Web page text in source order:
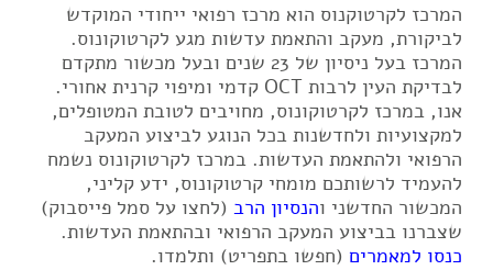
המרכז לקרטוקנוס הוא מרכז רפואי ייחודי המוקדש
לביקורת, מעקב והתאמת עדשות מגע לקרטוקונוס.
המרכז בעל ניסיון של 23 שנים ובעל מכשור מתקדם
לבדיקת העין לרבות OCT קדמי ומיפוי קרנית אחורי.
אנו, במרכז לקרטוקונוס, מחויבים לטובת המטופלים,
למקצועיות ולחדשנות בכל הנוגע לביצוע המעקב
הרפואי ולהתאמת העדשות. במרכז לקרטוקונוס נשמח
להעמיד לרשותכם מומחי קרטוקונוס, ידע קליני,
המכשור החדשני והנסיון הרב (לחצו על סמל פייסבוק)
שצברנו בביצוע המעקב הרפואי ובהתאמת העדשות.
כנסו למאמרים (חפשו בתפריט) ותלמדו.